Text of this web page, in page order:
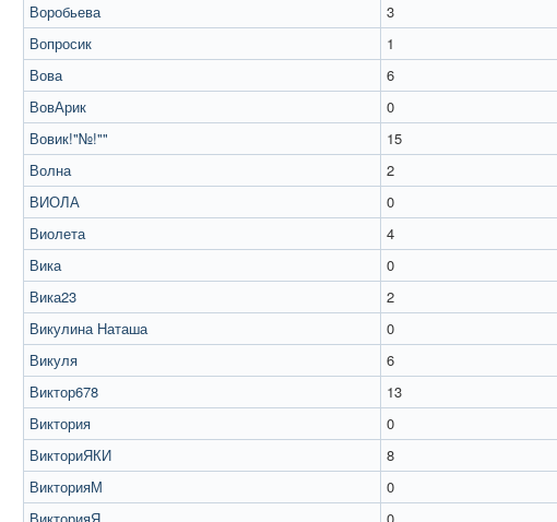
Воробьева
3
Вопросик
1
Вова
6
ВовАрик
0
Вовик!"№!""
15
Волна
2
ВИОЛА
0
Виолета
4
Вика
0
Вика23
2
Викулина Наташа
0
Викуля
6
Виктор678
13
Виктория
0
ВикториЯКИ
8
ВикторияМ
0